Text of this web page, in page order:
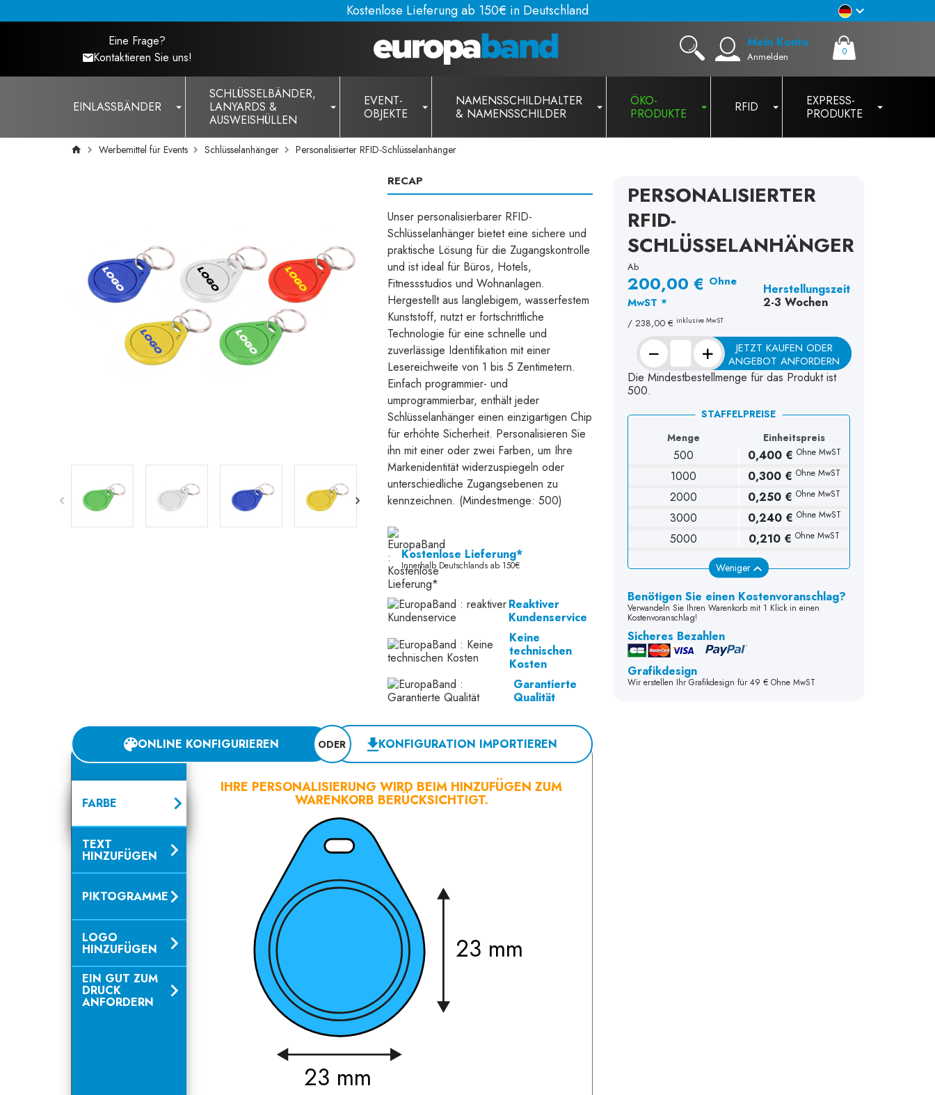
Kostenlose Lieferung ab 150€ in Deutschland
Eine Frage?
Kontaktieren Sie uns!
Mein Konto
Anmelden 0
EINLASSBÄNDER
SCHLÜSSELBÄNDER,
LANYARDS &
AUSWEISHÜLLEN
EVENT-
OBJEKTE
NAMENSSCHILDHALTER
& NAMENSSCHILDER
ÖKO-
PRODUKTE
RFID
EXPRESS-
PRODUKTE
Werbemittel für Events Schlüsselanhänger Personalisierter RFID-Schlüsselanhänger
RECAP
Unser personalisierbarer RFID-
Schlüsselanhänger bietet eine sichere und
praktische Lösung für die Zugangskontrolle
und ist ideal für Büros, Hotels,
Fitnessstudios und Wohnanlagen.
Hergestellt aus langlebigem, wasserfestem
Kunststoff, nutzt er fortschrittliche
Technologie für eine schnelle und
zuverlässige Identifikation mit einer
Lesereichweite von 1 bis 5 Zentimetern.
Einfach programmier- und
umprogrammierbar, enthält jeder
Schlüsselanhänger einen einzigartigen Chip
für erhöhte Sicherheit. Personalisieren Sie
ihn mit einer oder zwei Farben, um Ihre
Markenidentität widerzuspiegeln oder
unterschiedliche Zugangsebenen zu
kennzeichnen. (Mindestmenge: 500)
Kostenlose Lieferung*
Innerhalb Deutschlands ab 150€
Reaktiver
Kundenservice
Keine
technischen
Kosten
Garantierte
Qualität
ONLINE KONFIGURIEREN ODER KONFIGURATION IMPORTIEREN
FARBE
TEXT
HINZUFÜGEN
PIKTOGRAMME
LOGO
HINZUFÜGEN
EIN GUT ZUM
DRUCK
ANFORDERN
IHRE PERSONALISIERUNG WIRD BEIM HINZUFÜGEN ZUM
WARENKORB BERÜCKSICHTIGT.
23 mm
23 mm
PERSONALISIERTER
RFID-
SCHLÜSSELANHÄNGER
Ab
200,00 € Ohne
MwST *
/ 238,00 € inklusive MwST
Herstellungszeit
2-3 Wochen
− +
JETZT KAUFEN ODER
ANGEBOT ANFORDERN
Die Mindestbestellmenge für das Produkt ist
500.
STAFFELPREISE
Menge
Einheitspreis
500 0,400 € Ohne MwST
1000 0,300 € Ohne MwST
2000 0,250 € Ohne MwST
3000 0,240 € Ohne MwST
5000 0,210 € Ohne MwST
Weniger
Benötigen Sie einen Kostenvoranschlag?
Verwandeln Sie Ihren Warenkorb mit 1 Klick in einen
Kostenvoranschlag!
Sicheres Bezahlen
Grafikdesign
Wir erstellen Ihr Grafikdesign für 49 € Ohne MwST